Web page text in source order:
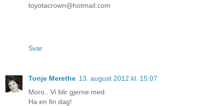
toyotacrown@hotmail.com
Svar
Tonje Merethe 13. august 2012 kl. 15:07
Moro.. Vi blir gjerne med.
Ha en fin dag!